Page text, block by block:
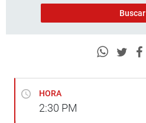
HORA
2:30 PM